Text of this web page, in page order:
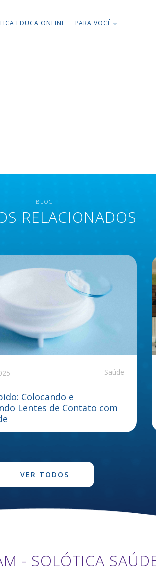
EDUCA ONLINE PARA VOCÊ
BLOG
RELACIONADOS
Saúde
Colocando e
Lentes de Contato com
VER TODOS
- SOLÓTICA